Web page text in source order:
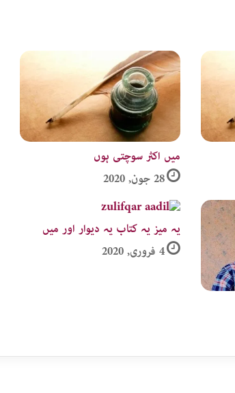
میں اکثر سوچتی ہوں
28 جون, 2020
یہ میز یہ کتاب یہ دیوار اور میں
4 فروری, 2020